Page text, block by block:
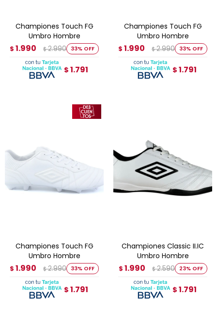
Championes Touch FG
Umbro Hombre
$ 1.990 $ 2.990 33
$ 1.791
Championes Touch FG
Umbro Hombre
$ 1.990 $ 2.990 33
$ 1.791
Championes Touch FG
Umbro Hombre
$ 1.990 $ 2.990 33
$ 1.791
Championes Classic II.IC
Umbro Hombre
$ 1.990 $ 2.590 23
$ 1.791